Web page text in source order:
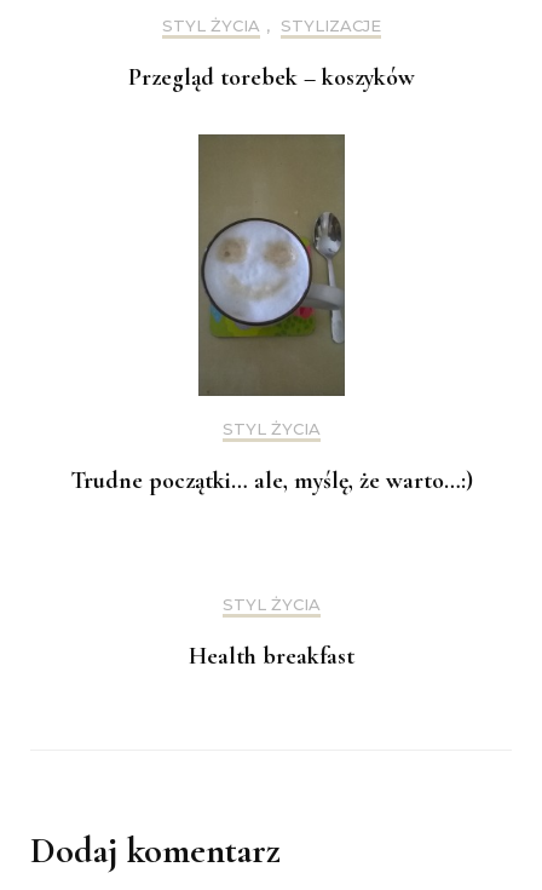
STYL ŻYCIA , STYLIZACJE
Przegląd torebek – koszyków
STYL ŻYCIA
Trudne początki… ale, myślę, że warto…:)
STYL ŻYCIA
Health breakfast
Dodaj komentarz